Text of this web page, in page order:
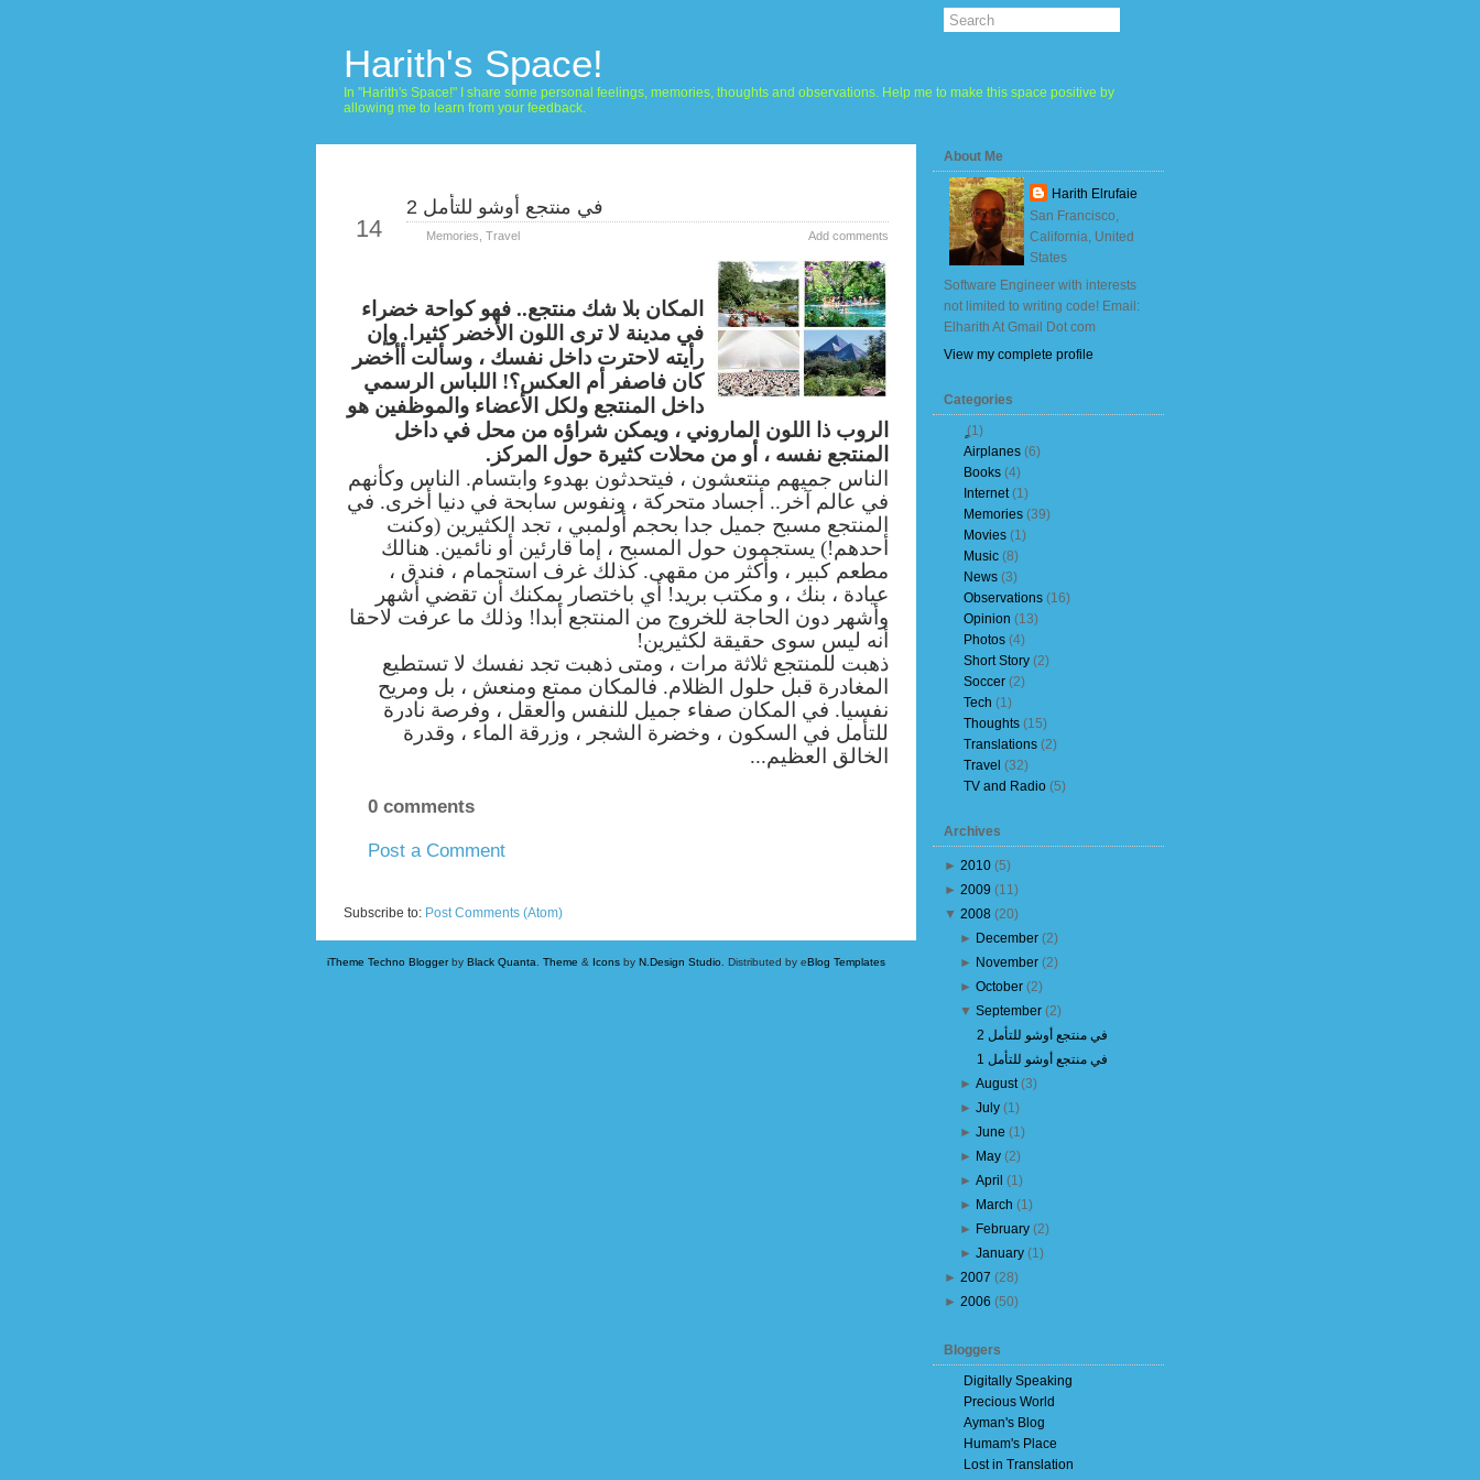
Harith's Space!
In "Harith's Space!" I share some personal feelings, memories, thoughts and observations. Help me to make this space positive by
allowing me to learn from your feedback.
14
في منتجع أوشو للتأمل 2
Memories Travel Add comments
المكان بلا شك منتجع.. فهو كواحة خضراء
في مدينة لا ترى اللون الأخضر كثيرا. وإن
رأيته لاحترت داخل نفسك ، وسألت أأخضر
كان فاصفر أم العكس؟! اللباس الرسمي
داخل المنتجع ولكل الأعضاء والموظفين هو
الروب ذا اللون الماروني ، ويمكن شراؤه من محل في داخل
المنتجع نفسه ، أو من محلات كثيرة حول المركز.
الناس جميهم منتعشون ، فيتحدثون بهدوء وابتسام. الناس وكأنهم
في عالم آخر.. أجساد متحركة ، ونفوس سابحة في دنيا أخرى. في
المنتجع مسبح جميل جدا بحجم أولمبي ، تجد الكثيرين (وكنت
أحدهم!) يستجمون حول المسبح ، إما قارئين أو نائمين. هنالك
مطعم كبير ، وأكثر من مقهى. كذلك غرف استحمام ، فندق ،
عيادة ، بنك ، و مكتب بريد! أي باختصار يمكنك أن تقضي أشهر
وأشهر دون الحاجة للخروج من المنتجع أبدا! وذلك ما عرفت لاحقا
أنه ليس سوى حقيقة لكثيرين!
ذهبت للمنتجع ثلاثة مرات ، ومتى ذهبت تجد نفسك لا تستطيع
المغادرة قبل حلول الظلام. فالمكان ممتع ومنعش ، بل ومريح
نفسيا. في المكان صفاء جميل للنفس والعقل ، وفرصة نادرة
للتأمل في السكون ، وخضرة الشجر ، وزرقة الماء ، وقدرة
الخالق العظيم...
0 comments
Post a Comment
Subscribe to: Post Comments (Atom)
iTheme Techno Bloggerby Black Quanta Theme & Icons by N.Design Studio . Distributed by eBlog Templates
About Me
Harith Elrufaie
San Francisco,
California, United
States
Software Engineer with interests
not limited to writing code! Email:
Elharith At Gmail Dot com
View my complete profile
Categories
(1)
Airplanes (6)
Books (4)
Internet(1)
Memories (39)
Movies (1)
Music (8)
News (3)
Observations (16)
Opinion (13)
Photos (4)
Short Story (2)
Soccer (2)
Tech (1)
Thoughts (15)
Translations (2)
Travel (32)
TV and Radio (5)
Archives
► 2010 (5)
► 2009 (11)
▼ 2008 (20)
► December (2)
► November (2)
►October (2)
▼September (2)
في منتجع أوشو للتأمل 2
في منتجع أوشو للتأمل 1
►August(3)
►July (1)
►June (1)
► May (2)
►April (1)
► March (1)
► February (2)
►January (1)
► 2007 (28)
► 2006 (50)
Bloggers
Digitally Speaking
Precious World
Ayman's Blog
Humam's Place
Lost in Translation